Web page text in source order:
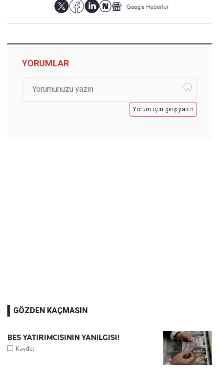
YORUMLAR
Yorum için giriş yapın
GÖZDEN KAÇMASIN
BES YATIRIMCISININ YANILGISI!
Kaydet